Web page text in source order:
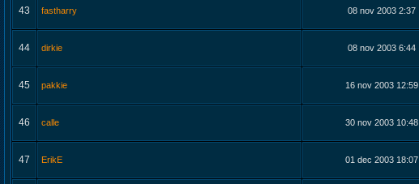
43 fastharry 08 nov 2003 2:37
44 dirkie 08 nov 2003 6:44
45 pakkie 16 nov 2003 12:59
46 calle 30 nov 2003 10:48
47 ErikE 01 dec 2003 18:07